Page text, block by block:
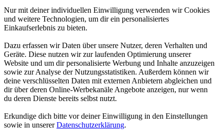
Nur mit deiner individuellen Einwilligung verwenden wir Cookies
und weitere Technologien, um dir ein personalisiertes
Einkaufserlebnis zu bieten.
Dazu erfassen wir Daten über unsere Nutzer, deren Verhalten und
Geräte. Diese nutzen wir zur laufenden Optimierung unserer
Website und um dir personalisierte Werbung und Inhalte anzuzeigen
sowie zur Analyse der Nutzungsstatistiken. Außerdem können wir
deine verschlüsselten Daten mit externen Anbietern abgleichen und
dir über deren Online-Werbekanäle Angebote anzeigen, nur wenn
du deren Dienste bereits selbst nutzt.
Erkundige dich bitte vor deiner Einwilligung in den Einstellungen
sowie in unsererDatenschutzerklärung.